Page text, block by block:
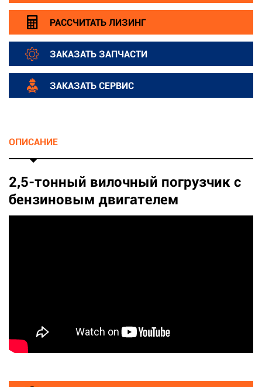
РАССЧИТАТЬ ЛИЗИНГ
ЗАКАЗАТЬ ЗАПЧАСТИ
ЗАКАЗАТЬ СЕРВИС
ОПИСАНИЕ
2,5-тонный вилочный погрузчик с
бензиновым двигателем